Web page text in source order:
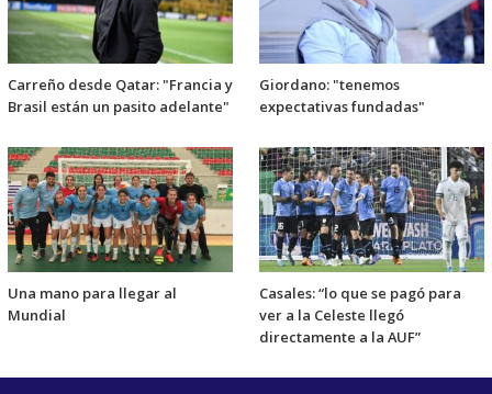
Carreño desde Qatar: "Francia y
Brasil están un pasito adelante"
Giordano: "tenemos
expectativas fundadas"
Una mano para llegar al
Mundial
Casales: “lo que se pagó para
ver a la Celeste llegó
directamente a la AUF”